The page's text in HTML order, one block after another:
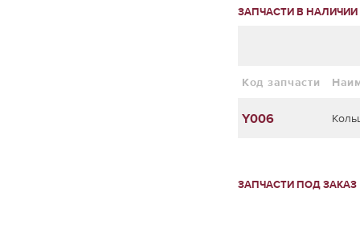
ЗАПЧАСТИ В НАЛИЧИИ
Код запчасти
Y006
ЗАПЧАСТИ ПОД ЗАКАЗ